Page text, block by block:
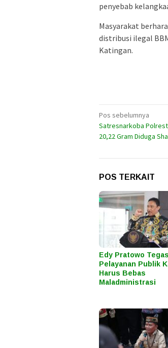
penyebab
Masyarakat
distribusi ilegal
Katingan.
Navigasi
pos
Pos sebelumnya
Satresnarkoba
20,22 Gram Diduga
POS TERKAIT
Edy Pratowo
Pelayanan Publik
Harus Bebas
Maladministrasi